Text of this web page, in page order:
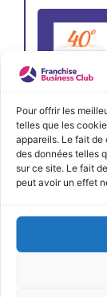
Pour offrir les
telles que les
appareils. Le fait
des données telles
sur ce site. Le fait
peut avoir un effet